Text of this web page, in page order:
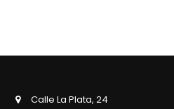
Calle La Plata, 24